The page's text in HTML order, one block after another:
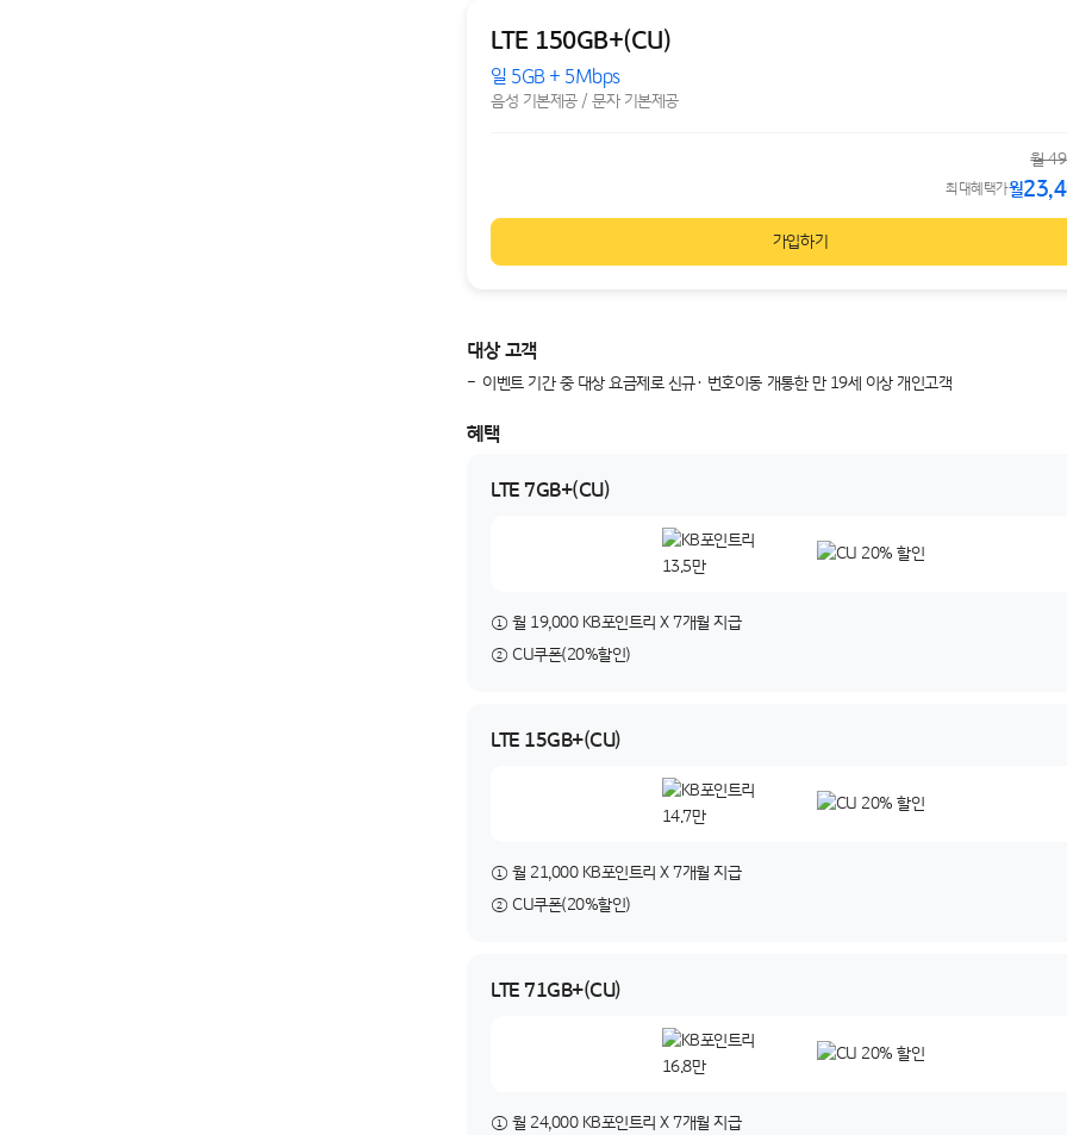
LTE 150GB+(CU)
일 5GB + 5Mbps
음성 기본제공 / 문자 기본제공
월
최대혜택가월
가입하기
대상 고객
이벤트 기간 중 대상 요금제로 신규· 번호이동 개통한 만 19세 이상 개인고객
혜택
LTE 7GB+(CU)
① 월 19,000 KB포인트리 X 7개월 지급
② CU쿠폰(20%할인)
LTE 15GB+(CU)
① 월 21,000 KB포인트리 X 7개월 지급
② CU쿠폰(20%할인)
LTE 71GB+(CU)
① 월 24,000 KB포인트리 X 7개월 지급